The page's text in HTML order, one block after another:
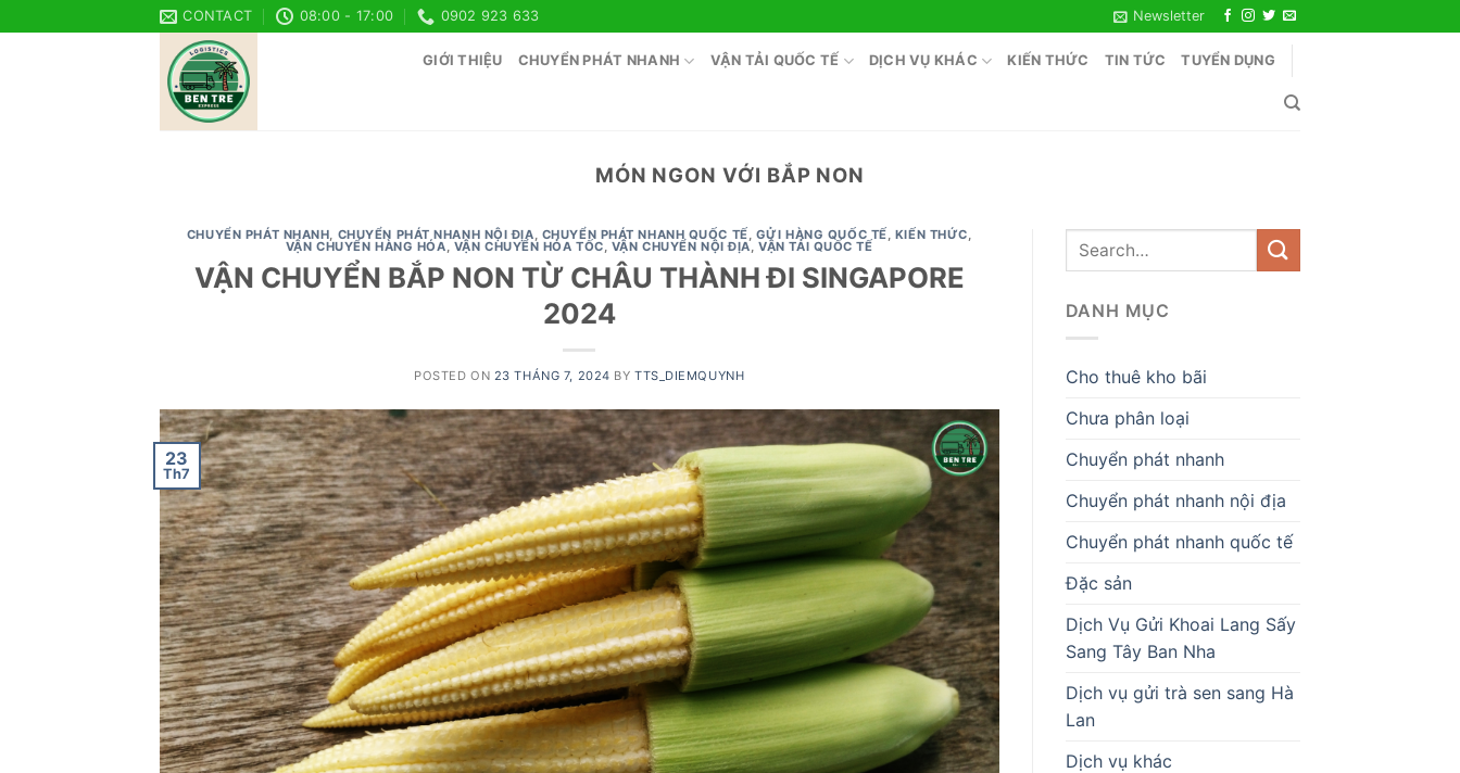
to
CONTACT 08:00 - 17:00 0902 923 633 Newsletter
GIỚI THIỆU CHUYỂN PHÁT NHANH VẬN TẢI QUỐC TẾ DỊCH VỤ KHÁC KIẾN THỨC TIN TỨC TUYỂN DỤNG
MÓN NGON VỚI BẮP NON
CHUYỂN PHÁT NHANH, CHUYỂN PHÁT NHANH NỘI ĐỊA, CHUYỂN PHÁT NHANH QUỐC TẾ, GỬI HÀNG QUỐC TẾ, KIẾN THỨC,
VẬN CHUYỂN HÀNG HÓA, VẬN CHUYỂN HỎA TỐC, VẬN CHUYỂN NỘI ĐỊA,VẬN TẢI QUỐC TẾ
VẬN CHUYỂN BẮP NON TỪ CHÂU THÀNH ĐI SINGAPORE
2024
POSTED ON 23 THÁNG 7, 2024 BYTTS_DIEMQUYNH
23
Th7
DANH MỤC
Cho thuê kho bãi
Chưa phân loại
Chuyển phát nhanh
Chuyển phát nhanh nội địa
Chuyển phát nhanh quốc tế
Đặc sản
Dịch Vụ Gửi Khoai Lang Sấy
Sang Tây Ban Nha
Dịch vụ gửi trà sen sang Hà
Lan
Dịch vụ khác